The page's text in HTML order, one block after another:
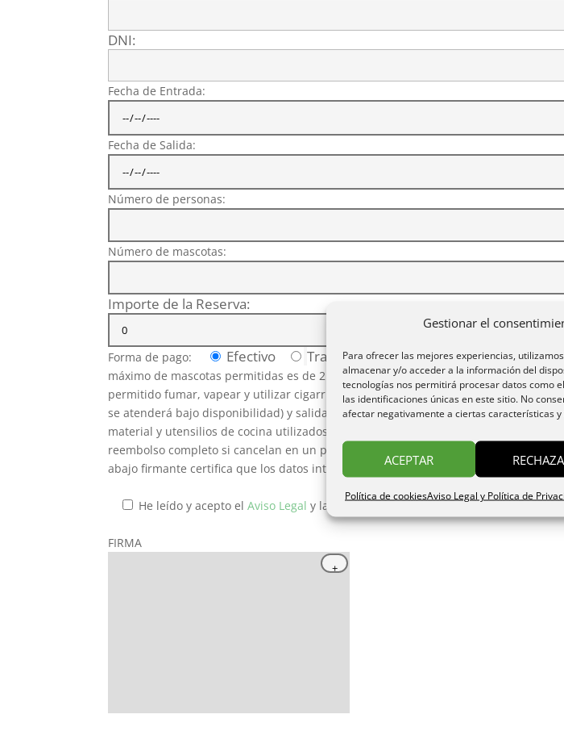
Gestionar el
Para ofrecer las mejores experiencias,
almacenar y/o acceder a la información del
tecnologías nos permitirá procesar datos como
las identificaciones únicas en este sitio. No
afectar negativamente a ciertas características y
ACEPTAR
Política de cookiesAviso Legal y Política de
DNI:
Fecha de Entrada:
Fecha de Salida:
Número de personas:
Número de mascotas:
Importe de la Reserva:
Forma de pago: Efectivo TransferenciaCondiciones de reserva: • El
máximo de mascotas permitidas es de 2. Evitar que suban a las camas y sillones
permitido fumar, vapear y utilizar cigarrillos electrónicos en el interior de la casa.
se atenderá bajo disponibilidad) y salida antes de las 11:00 • Respeto por la casa
material y utensilios de cocina utilizados • Recoger la basura y alimentos
reembolso completo si cancelan en un plazo de 48 horas después de reservar
abajo firmante certifica que los datos introducidos son verídicos y que acepta las
He leído y acepto elAviso Legal y la Política de Privacidad.
FIRMA